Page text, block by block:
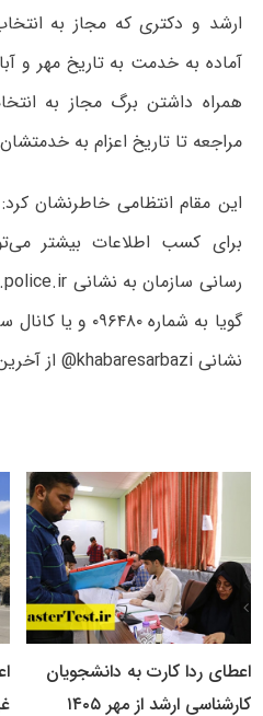
ارشد و دکتری که مجاز به
آماده به خدمت به تاریخ مهر و
مراجعه تا تاریخ اعزام به
این مقام انتظامی خاطرنشان
برای کسب اطلاعات بیشتر
گویا به شماره
نشانی khabaresarbazi@ از آخرین اخبار مربوطه مطلع شوند.
اعطای ردا کارت به دانشجویان
کارشناسی ارشد از مهر ۱۴۰۵